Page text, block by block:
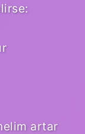
artar